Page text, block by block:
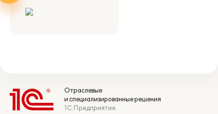
Отраслевые
и специализированные решения
1С:Предприятие